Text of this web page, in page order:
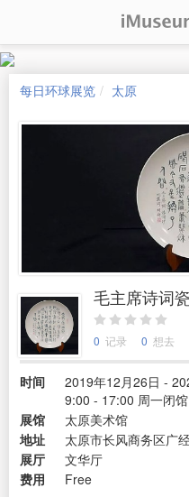
每日环球展览 太原
毛主席诗词
0 记录 0 想去
时间
2019年12月26日 -
9:00 - 17:00 周一闭馆
展馆
太原美术馆
地址
太原市长风商务区广
展厅
文华厅
费用
Free